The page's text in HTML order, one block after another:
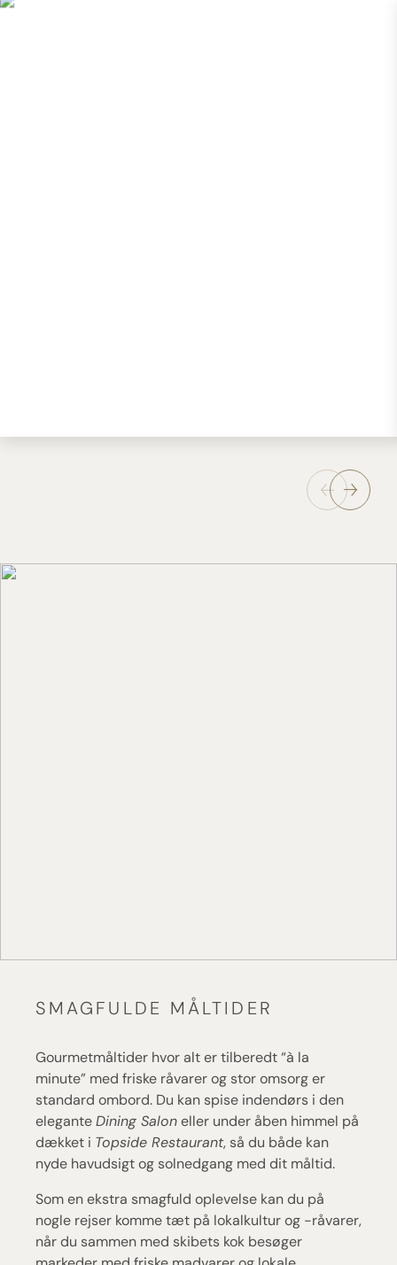
SMAGFULDE MÅLTIDER
Gourmetmåltider hvor alt er tilberedt “à la
minute” med friske råvarer og stor omsorg er
standard ombord. Du kan spise indendørs i den
eleganteDining Saloneller under åben himmel på
dækket i Topside Restaurant, så du både kan
nyde havudsigt og solnedgang med dit måltid.
Som en ekstra smagfuld oplevelse kan du på
nogle rejser komme tæt på lokalkultur og -råvarer,
når du sammen med skibets kok besøger